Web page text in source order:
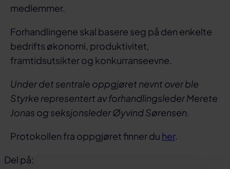
medlemmer.
Forhandlingene skal basere seg på den enkelte
bedrifts økonomi, produktivitet,
framtidsutsikter og konkurranseevne.
Under det sentrale oppgjøret nevnt over ble
Styrke representert av forhandlingsleder Merete
Jonas og seksjonsleder Øyvind Sørensen.
Protokollen fra oppgjøret finner du her.
Del på: